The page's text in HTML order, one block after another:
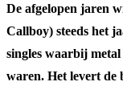
De afgelopen jaren
Callboy) steeds het
singles waarbij
waren. Het levert de